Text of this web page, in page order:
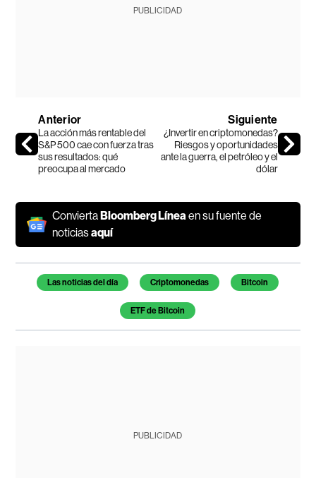
PUBLICIDAD
Anterior
La acción más rentable del
S&P 500 cae con fuerza tras
sus resultados: qué
preocupa al mercado
Siguiente
¿Invertir en criptomonedas?
Riesgos y oportunidades
ante la guerra, el petróleo y el
dólar
ConviertaBloomberg Líneaen su fuente de
noticiasaquí
Temas de este artículo
Las noticias del día Criptomonedas Bitcoin
ETF de Bitcoin
PUBLICIDAD